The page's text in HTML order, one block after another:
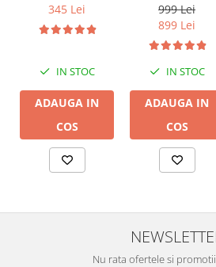
345 Lei
IN STOC
ADAUGA IN
COS
999 Lei
899 Lei
IN STOC
ADAUGA IN
COS
Nu rata ofertele si